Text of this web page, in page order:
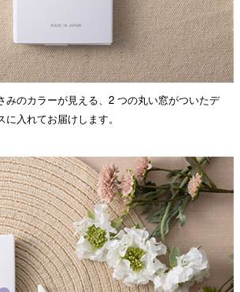
みのカラーが見える、2 つの丸い窓がついたデ
入れてお届けします。